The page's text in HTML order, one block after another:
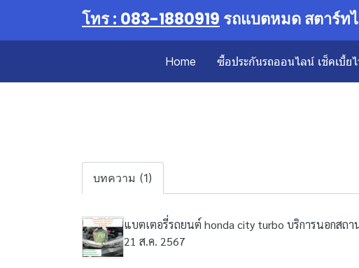
โทร : 083-1880919 รถแบตหมด สตาร์ท
Home ซื้อประกันรถออนไลน์ เช็คเบี้ยไ
บทความ (1)
แบตเตอรี่รถยนต์ honda city turbo บริการนอกสถ
21 ส.ค. 2567